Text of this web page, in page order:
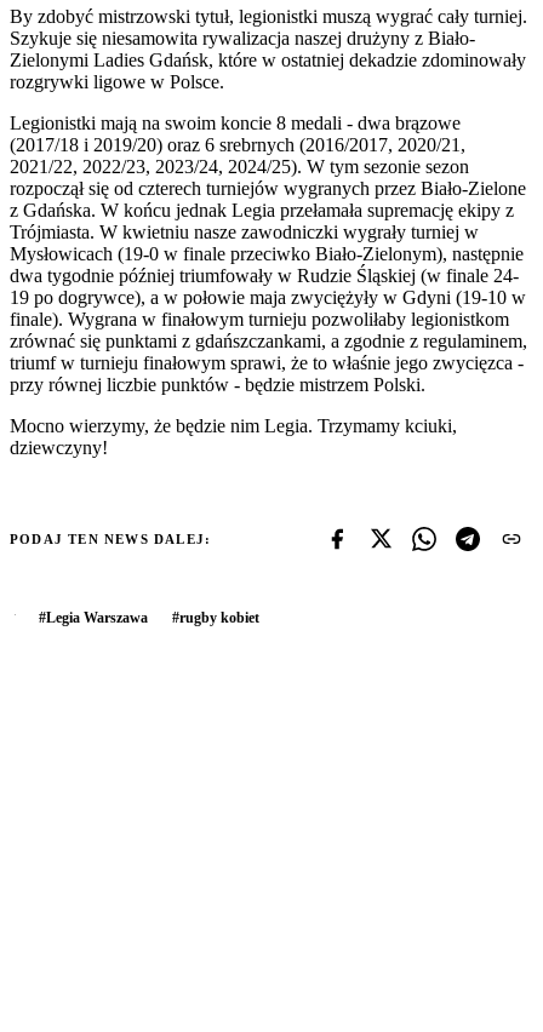
By zdobyć mistrzowski tytuł, legionistki muszą wygrać cały turniej.
Szykuje się niesamowita rywalizacja naszej drużyny z Biało-
Zielonymi Ladies Gdańsk, które w ostatniej dekadzie zdominowały
rozgrywki ligowe w Polsce.
Legionistki mają na swoim koncie 8 medali - dwa brązowe
(2017/18 i 2019/20) oraz 6 srebrnych (2016/2017, 2020/21,
2021/22, 2022/23, 2023/24, 2024/25). W tym sezonie sezon
rozpoczął się od czterech turniejów wygranych przez Biało-Zielone
z Gdańska. W końcu jednak Legia przełamała supremację ekipy z
Trójmiasta. W kwietniu nasze zawodniczki wygrały turniej w
Mysłowicach (19-0 w finale przeciwko Biało-Zielonym), następnie
dwa tygodnie później triumfowały w Rudzie Śląskiej (w finale 24-
19 po dogrywce), a w połowie maja zwyciężyły w Gdyni (19-10 w
finale). Wygrana w finałowym turnieju pozwoliłaby legionistkom
zrównać się punktami z gdańszczankami, a zgodnie z regulaminem,
triumf w turnieju finałowym sprawi, że to właśnie jego zwycięzca -
przy równej liczbie punktów - będzie mistrzem Polski.
Mocno wierzymy, że będzie nim Legia. Trzymamy kciuki,
dziewczyny!
PODAJ TEN NEWS DALEJ:
#Legia Warszawa #rugby kobiet